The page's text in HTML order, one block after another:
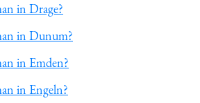
in Drage?
in Dunum?
in Emden?
in Engeln?